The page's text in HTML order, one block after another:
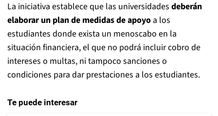
La iniciativa establece que las universidades deberán
elaborar un plan de medidas de apoyo a los
estudiantes donde exista un menoscabo en la
situación financiera, el que no podrá incluir cobro de
intereses o multas, ni tampoco sanciones o
condiciones para dar prestaciones a los estudiantes.
Te puede interesar